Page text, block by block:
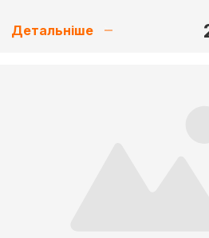
Детальніше